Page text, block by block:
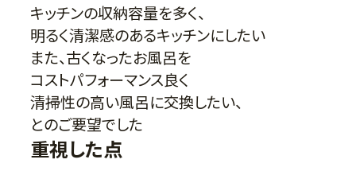
キッチンの収納容量を多く、
明るく清潔感のあるキッチンにしたい
また、古くなったお風呂を
コストパフォーマンス良く
清掃性の高い風呂に交換したい、
とのご要望でした
重視した点